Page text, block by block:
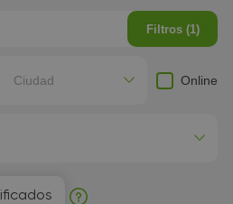
Filtros (1)
Ciudad Online